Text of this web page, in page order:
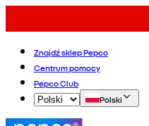
Znajdź sklep Pepco
Centrum pomocy
Pepco Club
Polski